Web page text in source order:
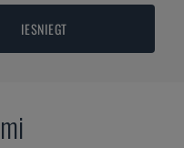
IESNIEGT